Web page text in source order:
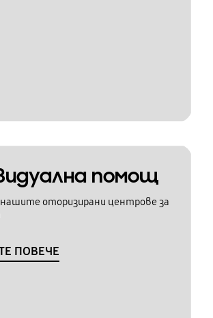
помощ
оторизирани центрове за
ПОВЕЧЕ